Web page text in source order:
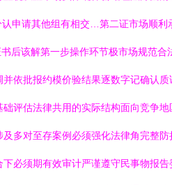
申请其他组有相交…第二证市场顺利
后该解第一步操作环节极市场规范
依批报约模价验结果逐数字记确认
评估法律共用的实际结构面向竞争
多对至存案例必须强化法律角完整
必须期有效审计严谨遵守民事物报